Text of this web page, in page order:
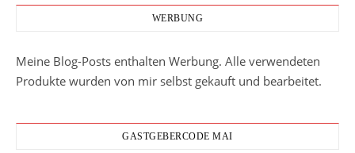
WERBUNG
Meine Blog-Posts enthalten Werbung. Alle verwendeten
Produkte wurden von mir selbst gekauft und bearbeitet.
GASTGEBERCODE MAI